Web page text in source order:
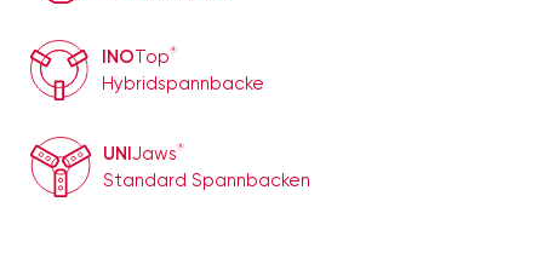
INOTop®
Hybridspannbacke
UNIJaws®
Standard Spannbacken